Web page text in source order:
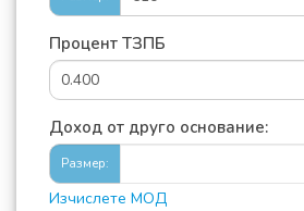
Процент ТЗПБ
Доход от друго основание:
Размер:
Изчислете МОД